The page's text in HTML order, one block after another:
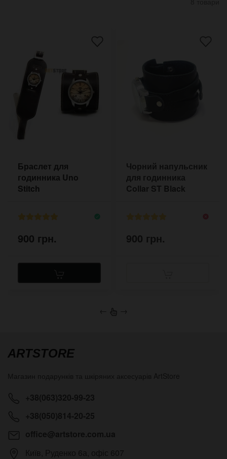
Браслет для
годинника Uno
Stitch
900 грн.
Чорний напульсник
для годинника
Collar ST Black
900 грн.
← →
ARTSTORE